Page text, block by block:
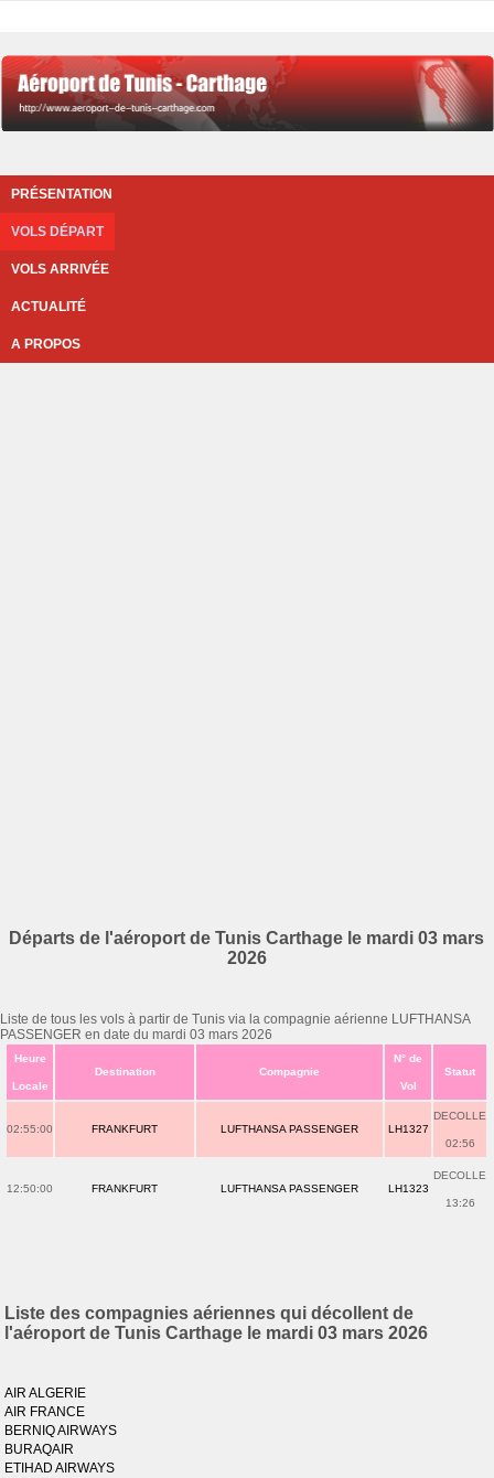
PRÉSENTATION
VOLS DÉPART
VOLS ARRIVÉE
ACTUALITÉ
A PROPOS
Départs de l'aéroport de Tunis Carthage le mardi 03 mars
2026
Liste de tous les vols à partir de Tunis via la compagnie aérienne LUFTHANSA
PASSENGER en date du mardi 03 mars 2026
Heure
Locale
Destination Compagnie
N° de
Vol
Statut
02:55:00 FRANKFURT LUFTHANSA PASSENGER LH1327
DECOLLE
02:56
12:50:00 FRANKFURT LUFTHANSA PASSENGER LH1323
DECOLLE
13:26
Liste des compagnies aériennes qui décollent de
l'aéroport de Tunis Carthage le mardi 03 mars 2026
AIR ALGERIE
AIR FRANCE
BERNIQ AIRWAYS
BURAQAIR
ETIHAD AIRWAYS